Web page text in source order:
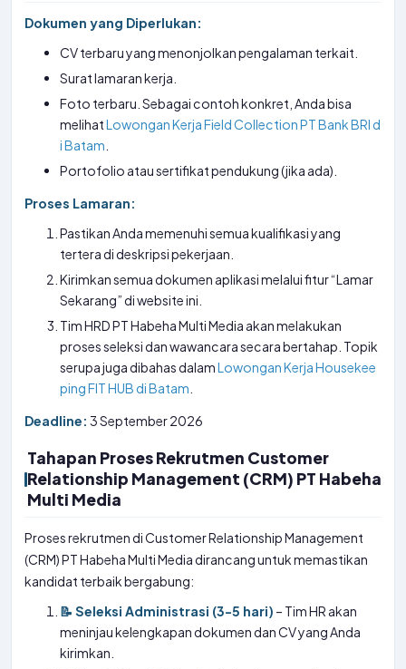
Dokumen yang Diperlukan:
CV terbaru yang menonjolkan pengalaman terkait.
Surat lamaran kerja.
Foto terbaru. Sebagai contoh konkret, Anda bisa
melihatLowongan Kerja Field Collection PT Bank BRI d
i Batam
Portofolio atau sertifikat pendukung (jika ada).
Proses Lamaran:
Pastikan Anda memenuhi semua kualifikasi yang
tertera di deskripsi pekerjaan.
Kirimkan semua dokumen aplikasi melalui fitur “Lamar
Sekarang” di website ini.
Tim HRD PT Habeha Multi Media akan melakukan
proses seleksi dan wawancara secara bertahap. Topik
serupa juga dibahas dalamLowongan Kerja Housekee
ping FIT HUB di Batam
Deadline: 3 September 2026
Tahapan Proses Rekrutmen Customer
Relationship Management (CRM) PT Habeha
Multi Media
Proses rekrutmen di Customer Relationship Management
(CRM) PT Habeha Multi Media dirancang untuk memastikan
kandidat terbaik bergabung:
📝 Seleksi Administrasi (3-5 hari) – Tim HR akan
meninjau kelengkapan dokumen dan CV yang Anda
kirimkan.